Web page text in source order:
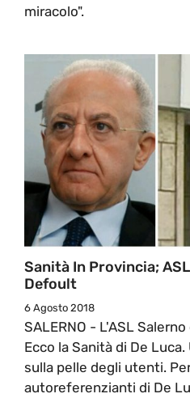
miracolo".
Sanità In Provincia;
Defoult
6 Agosto 2018
SALERNO - L'ASL
Ecco la Sanità di De
sulla pelle degli utenti.
autoreferenzianti di De